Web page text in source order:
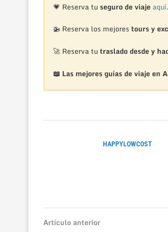
💗 Reserva tu seguro de viaje aquí.
🚁 Reserva los mejores tours y
🚀 Reserva tu traslado desde y
📖 Las mejores guías de viaje en
HAPPYLOWCOST
Artículo anterior